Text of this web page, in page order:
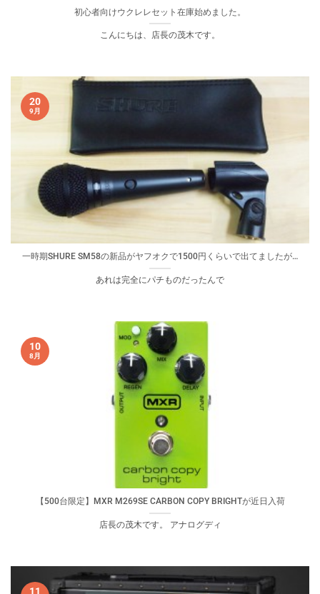
初心者向けウクレレセット在庫始めました。
こんにちは、店長の茂木です。
一時期SHURE SM58の新品がヤフオクで1500円くらいで出てましたが…
あれは完全にパチものだったんで
20
9月
【500台限定】MXR M269SE CARBON COPY BRIGHTが近日入荷
店長の茂木です。 アナログディ
10
8月
11